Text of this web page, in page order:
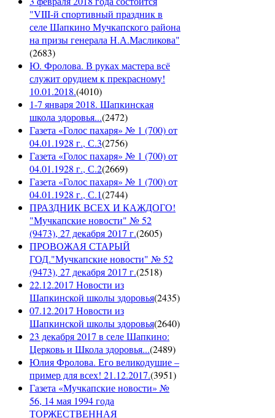
"VIII-й спортивный праздник в
селе Шапкино Мучкапского района
на призы генерала Н.А.Масликова"
(2683)
Ю. Фролова. В руках мастера всё
служит орудием к прекрасному!
10.01.2018.(4010)
1-7 января 2018. Шапкинская
школа здоровья...(2472)
Газета «Голос пахаря» № 1 (700) от
04.01.1928 г., С.3(2756)
Газета «Голос пахаря» № 1 (700) от
04.01.1928 г., С.2(2669)
Газета «Голос пахаря» № 1 (700) от
04.01.1928 г., С.1(2744)
ПРАЗДНИК ВСЕХ И КАЖДОГО!
"Мучкапские новости" № 52
(9473), 27 декабря 2017 г.(2605)
ПРОВОЖАЯ СТАРЫЙ
ГОД."Мучкапские новости" № 52
(9473), 27 декабря 2017 г.(2518)
22.12.2017 Новости из
Шапкинской школы здоровья(2435)
07.12.2017 Новости из
Шапкинской школы здоровья(2640)
23 декабря 2017 в селе Шапкино:
Церковь и Школа здоровья...(2489)
Юлия Фролова. Его великодушие –
пример для всех! 21.12.2017.(3951)
Газета «Мучкапские новости» №
56, 14 мая 1994 года
ТОРЖЕСТВЕННАЯ